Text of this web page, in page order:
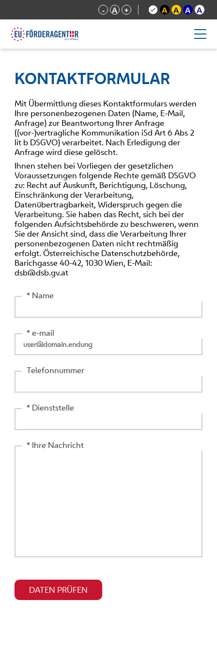
- A + A A A A
KONTAKTFORMULAR
Mit Übermittlung dieses Kontaktformulars werden
Ihre personenbezogenen Daten (Name, E-Mail,
Anfrage) zur Beantwortung Ihrer Anfrage
((vor-)vertragliche Kommunikation iSd Art 6 Abs 2
lit b DSGVO) verarbeitet. Nach Erledigung der
Anfrage wird diese gelöscht.
Ihnen stehen bei Vorliegen der gesetzlichen
Voraussetzungen folgende Rechte gemäß DSGVO
zu: Recht auf Auskunft, Berichtigung, Löschung,
Einschränkung der Verarbeitung,
Datenübertragbarkeit, Widerspruch gegen die
Verarbeitung. Sie haben das Recht, sich bei der
folgenden Aufsichtsbehörde zu beschweren, wenn
Sie der Ansicht sind, dass die Verarbeitung Ihrer
personenbezogenen Daten nicht rechtmäßig
erfolgt. Österreichische Datenschutzbehörde,
Barichgasse 40-42, 1030 Wien, E-Mail:
dsb@dsb.gv.at
* Name
* e-mail
Telefonnummer
* Dienststelle
* Ihre Nachricht
DATEN PRÜFEN
dieses